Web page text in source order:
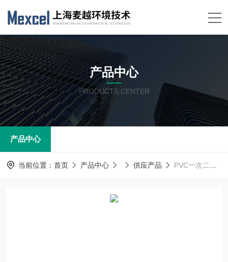
产品中心
PRODUCTS CENTER
产品中心
当前位置： 首页 产品中心 供应产品 PVC一次二次盐水浊度在线分析仪 浊度计 近红外散射光 管道安装